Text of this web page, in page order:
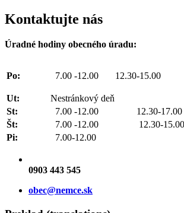
Kontaktujte nás
Úradné hodiny obecného úradu:
Po: 7.00 -12.00 12.30-15.00
Ut:
Nestránkový deň
St:
7.00 -12.00 12.30-17.00
Št:
7.00 -12.00 12.30-15.00
Pi:
7.00-12.00
0903 443 545
obec@nemce.sk